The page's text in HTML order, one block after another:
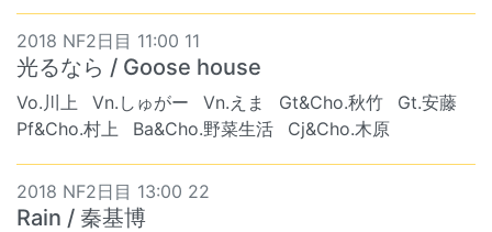
2018 NF2日目 11:00 11
光るなら / Goose house
Vo.川上 Vn.しゅがー Vn.えま Gt&Cho.秋竹
Gt.安藤
Pf&Cho.村上
Ba&Cho.野菜生活 Cj&Cho.木原
2018 NF2日目 13:00 22
Rain / 秦基博